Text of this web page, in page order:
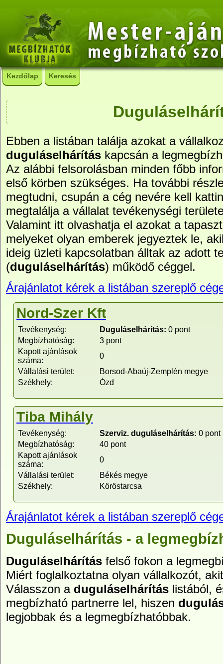
Kezdőlap Keresés
Ebben a listában találja azokat a
duguláselhárítás kapcsán a
Az alábbi felsorolásban minden főbb
első körben szükséges. Ha további
megtudni, csupán a cég nevére kell
megtalálja a vállalat tevékenységi
Valamint itt olvashatja el azokat a
melyeket olyan emberek jegyeztek le,
ideig üzleti kapcsolatban álltak az adott
(duguláselhárítás) működő céggel.
Árajánlatot kérek a listában szereplő
Nord-Szer Kft
Tevékenység: Duguláselhárítás: 0 pont
Megbízhatóság:
3 pont
Kapott ajánlások
száma:
0
Vállalási terület:
Borsod-Abaúj-Zemplén megye
Székhely:
Ózd
Tiba Mihály
Tevékenység: Szerviz. duguláselhárítás: 0 pont
Megbízhatóság:
40 pont
Kapott ajánlások
száma:
0
Vállalási terület:
Békés megye
Székhely:
Köröstarcsa
Árajánlatot kérek a listában szereplő
Duguláselhárítás - a
Duguláselhárítás felső fokon a
Miért foglalkoztatna olyan vállalkozót,
Válasszon a duguláselhárítás listából,
megbízható partnerre lel, hiszen
legjobbak és a legmegbízhatóbbak.